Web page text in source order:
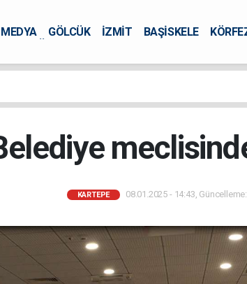
MEDYA GÖLCÜK İZMİT BAŞİSKELE
KARTEPE 08.01.2025 - 14:43,